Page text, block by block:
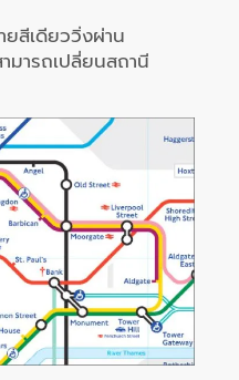
สีเดียววิ่งผ่าน
มารถเปลี่ยนสถานี